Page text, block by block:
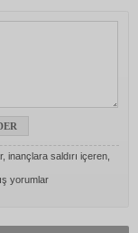
saldırı içeren,
yorumlar